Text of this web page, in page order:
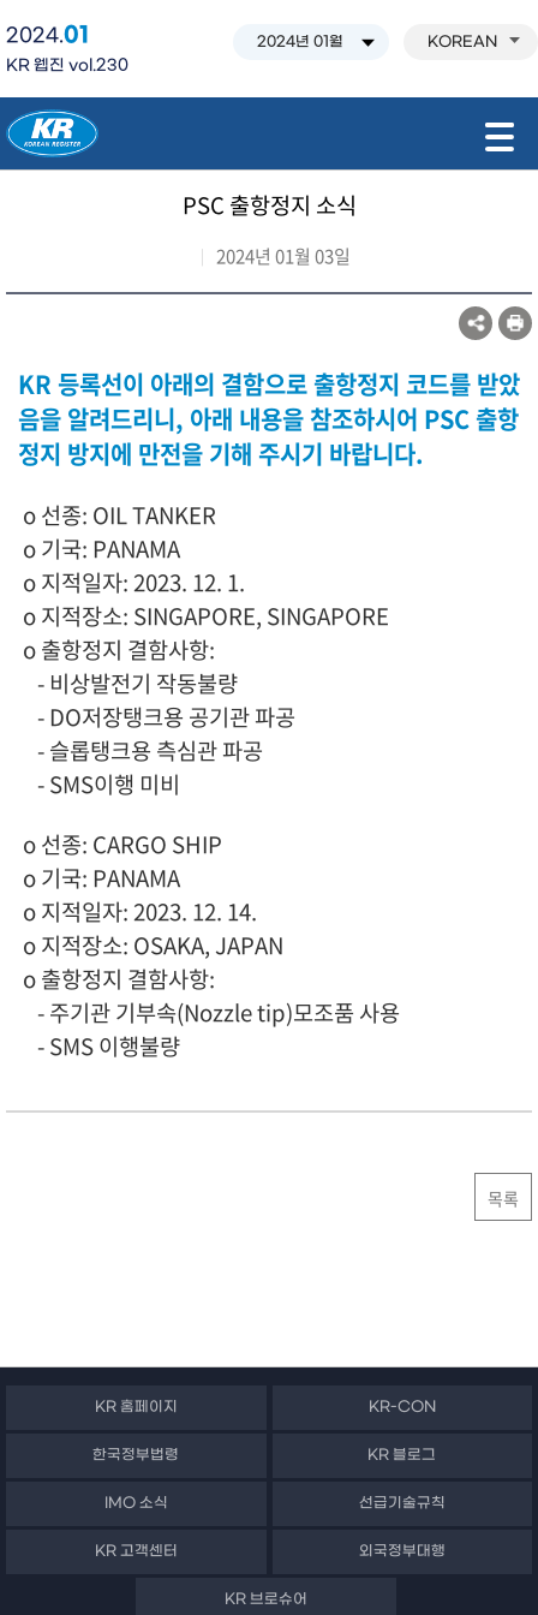
2024.01
KR 웹진 vol.230
KOREAN
PSC 출항정지 소식
2024년 01월 03일
KR 등록선이 아래의 결함으로 출항정지 코드를 받았
음을 알려드리니, 아래 내용을 참조하시어 PSC 출항
정지 방지에 만전을 기해 주시기 바랍니다.
o선종: OIL TANKER
o기국: PANAMA
o 지적일자: 2023. 12. 1.
o 지적장소: SINGAPORE, SINGAPORE
o 출항정지 결함사항:
- 비상발전기 작동불량
- DO저장탱크용 공기관 파공
-슬롭탱크용 측심관 파공
- SMS이행 미비
o선종: CARGO SHIP
o기국: PANAMA
o 지적일자: 2023. 12. 14.
o 지적장소: OSAKA, JAPAN
o 출항정지 결함사항:
- 주기관 기부속(Nozzle tip)모조품 사용
- SMS이행불량
목록
KR 홈페이지 KR-CON
한국정부법령 KR 블로그
IMO 소식 선급기술규칙
KR 고객센터 외국정부대행
KR 브로슈어